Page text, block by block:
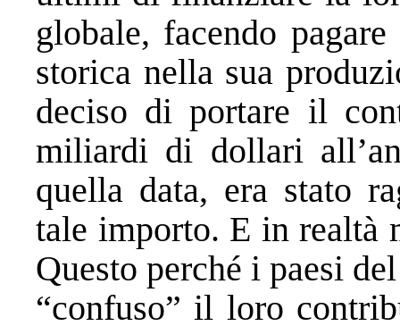
globale, facendo
storica nella sua
deciso di portare il
miliardi di dollari
quella data, era stato
tale importo. E in realtà
Questo perché i paesi
“confuso” il loro